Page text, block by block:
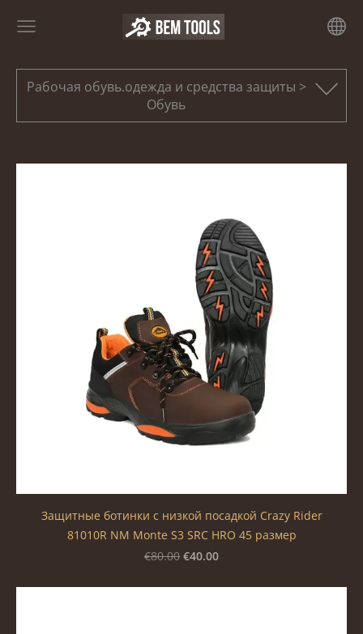
Рабочая обувь.одежда и средства защиты >
Обувь
Защитные ботинки с низкой посадкой Сrazy Rider
81010R NM Monte S3 SRC HRO 45 размер
€80.00 €40.00